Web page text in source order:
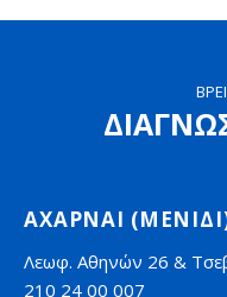
ΑΧΑΡΝΑΙ
Λεωφ. Αθηνών 26 &
210 24 00 007